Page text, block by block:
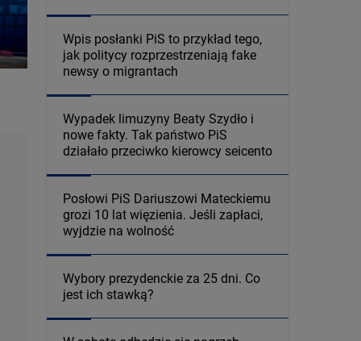
Wpis posłanki PiS to przykład tego,
jak politycy rozprzestrzeniają fake
newsy o migrantach
Wypadek limuzyny Beaty Szydło i
nowe fakty. Tak państwo PiS
działało przeciwko kierowcy seicento
Posłowi PiS Dariuszowi Mateckiemu
grozi 10 lat więzienia. Jeśli zapłaci,
wyjdzie na wolność
Wybory prezydenckie za 25 dni. Co
jest ich stawką?